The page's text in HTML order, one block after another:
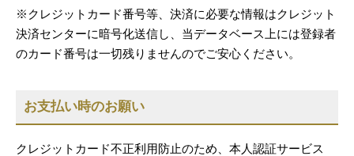
※クレジットカード番号等、決済に必要な情報はクレジット
決済センターに暗号化送信し、当データベース上には登録者
のカード番号は一切残りませんのでご安心ください。
お支払い時のお願い
クレジットカード不正利用防止のため、本人認証サービス